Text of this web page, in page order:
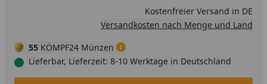
Kostenfreier Versand in DE
Versandkosten nach Menge und Land
55 KÖMPF24 Münzen
Lieferbar, Lieferzeit: 8-10 Werktage in Deutschland